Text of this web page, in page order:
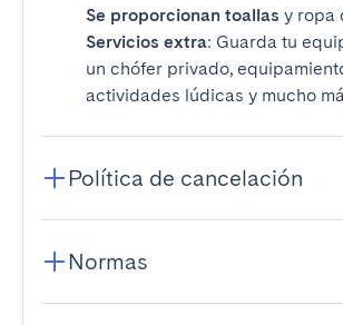
Se proporcionan toallas y ropa
Servicios extra: Guarda tu
un chófer privado,
actividades lúdicas y mucho
Política de cancelación
Normas